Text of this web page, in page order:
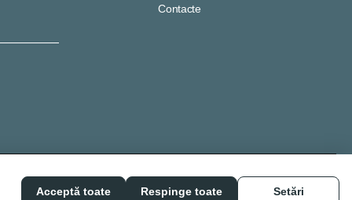
Contacte
Acceptă toate Respinge toate Setări